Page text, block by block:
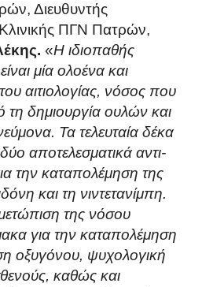
Διευθυντής
ΠΓΝ Πατρών,
«Η ιδιοπαθής
μία ολοένα και
αιτιολογίας, νόσος που
τη δημιουργία ουλών και
Τα τελευταία δέκα
αποτελεσματικά αντι-
την καταπολέμηση της
και τη νιντετανίμπη.
της νόσου
για την καταπολέμηση
οξυγόνου, ψυχολογική
καθώς και